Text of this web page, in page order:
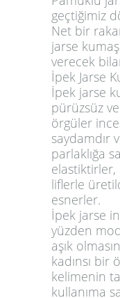
geçtiğimiz
Net bir
jarse
verecek
İpek Jarse
İpek jarse
pürüzsüz
örgüler
saydamdır
parlaklığa
elastiktirler,
liflerle
esnerler.
İpek jarse
yüzden
aşık
kadınsı bir
kelimenin
kullanıma